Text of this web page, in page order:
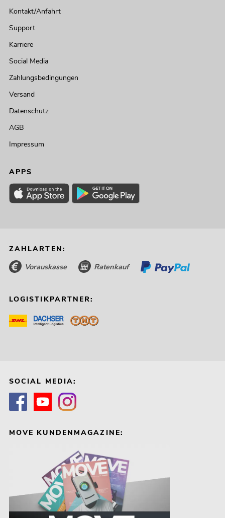
Kontakt/Anfahrt
Support
Karriere
Social Media
Zahlungsbedingungen
Versand
Datenschutz
AGB
Impressum
APPS
ZAHLARTEN:
Vorauskasse Ratenkauf
LOGISTIKPARTNER:
SOCIAL MEDIA:
MOVE KUNDENMAGAZINE: